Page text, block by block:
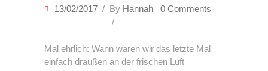
13/02/2017 By Hannah 0 Comments
Mal ehrlich: Wann waren wir das letzte Mal
einfach draußen an der frischen Luft